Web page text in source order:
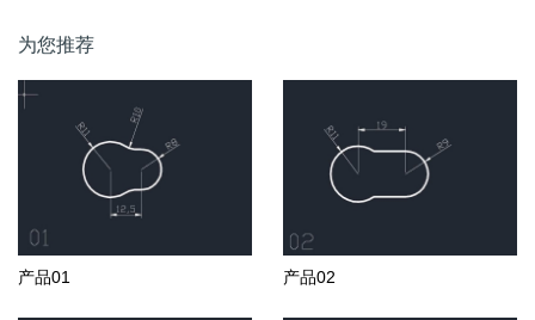
为您推荐
产品01 产品02